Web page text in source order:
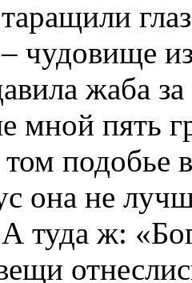
чудовище
жаба за
мной пять
подобье
она не
туда ж: